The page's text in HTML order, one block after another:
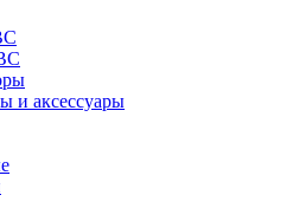
и аксессуары